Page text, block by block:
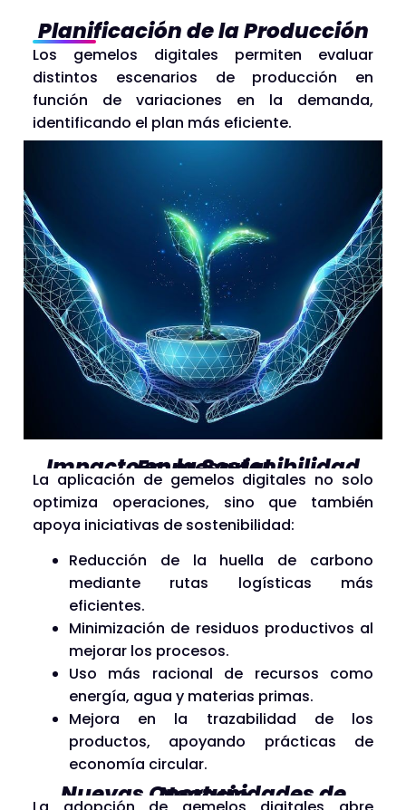
Planificación de la Producción
Los gemelos digitales permiten evaluar
distintos escenarios de producción en
función de variaciones en la demanda,
identificando el plan más eficiente.
Impacto en la Sostenibilidad Empresarial
La aplicación de gemelos digitales no solo
optimiza operaciones, sino que también
apoya iniciativas de sostenibilidad:
Reducción de la huella de carbono
mediante rutas logísticas más
eficientes.
Minimización de residuos productivos al
mejorar los procesos.
Uso más racional de recursos como
energía, agua y materias primas.
Mejora en la trazabilidad de los
productos, apoyando prácticas de
economía circular.
Nuevas Oportunidades de Negocio